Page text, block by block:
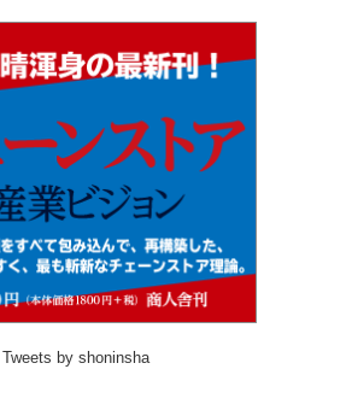
Tweets by shoninsha